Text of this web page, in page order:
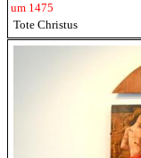
um 1475
Tote Christus